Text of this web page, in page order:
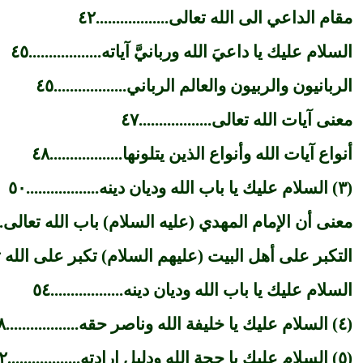
مقام الداعي الى الله تعالى..................٤٢
السلام عليك يا داعيَ الله وربانيَّ آياته..................٤٥
الربانيون والربيون والعالم الرباني..................٤٥
معنى آيات الله تعالى..................٤٧
أنواع آيات الله وأنواع الذين يتلونها..................٤٨
(٣) السلام عليك يا باب الله وديان دينه..................٥٠
معنى أن الإمام المهدي (عليه السلام) باب الله
التكبر على أهل البيت (عليهم السلام) تكبر على الله
السلام عليك يا باب الله وديان دينه..................٥٤
(٤) السلام عليك يا خليفة الله وناصر حقه..................٥٨
(٥) السلام عليك يا حجة الله ودليل إرادته..................٦٢